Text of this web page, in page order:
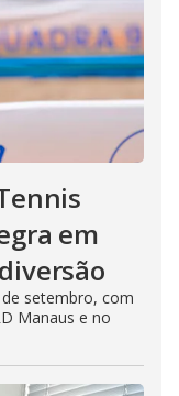
em
setembro, com
Manaus e no